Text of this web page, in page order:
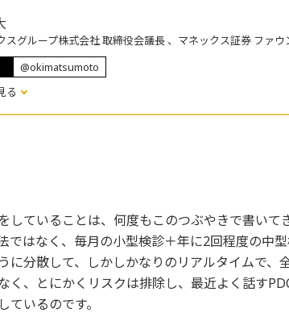
スグループ株式会社 取締役会議長 、マネックス証券 ファウ
@okimatsumoto
る
していることは、何度もこのつぶやきで書いて
ではなく、毎月の小型検診＋年に2回程度の中
に分散して、しかしかなりのリアルタイムで、
く、とにかくリスクは排除し、最近よく話す
ているのです。